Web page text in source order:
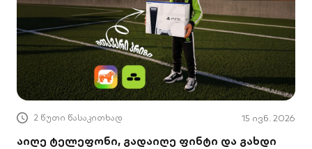
2 წუთი წასაკითხად 15 ივნ. 2026
აიღე ტელეფონი, გადაიღე ფინტი და გახდი